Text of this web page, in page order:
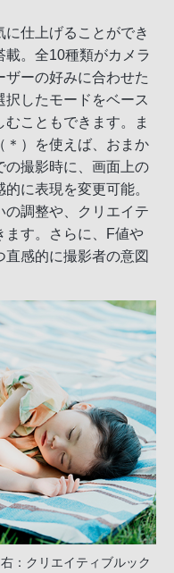
仕上げることができ
載。全10種類がカメラ
ーの好みに合わせた
したモードをベース
こともできます。ま
＊）を使えば、おまか
の撮影時に、画面上の
に表現を変更可能。
の調整や、クリエイテ
ます。さらに、F値や
感的に撮影者の意図
：クリエイティブルック